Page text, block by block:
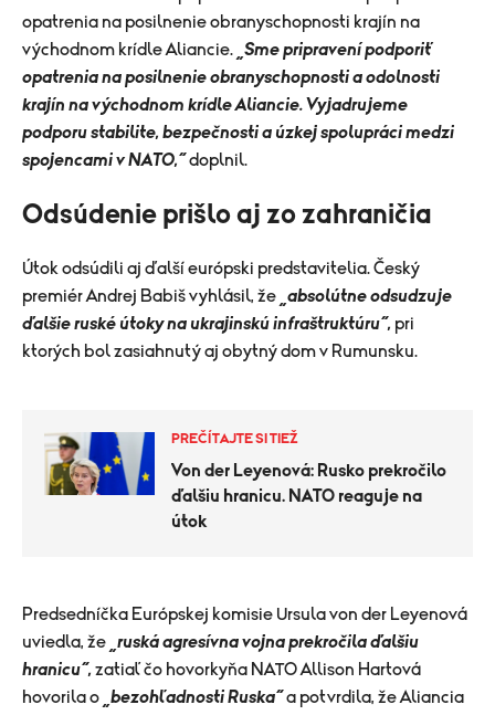
opatrenia na posilnenie obranyschopnosti krajín na
východnom krídle Aliancie.
„Sme pripravení podporiť
opatrenia na posilnenie obranyschopnosti a odolnosti
krajín na východnom krídle Aliancie. Vyjadrujeme
podporu stabilite, bezpečnosti a úzkej spolupráci medzi
spojencami v NATO,“doplnil.
Odsúdenie prišlo aj zo zahraničia
Útok odsúdili aj ďalší európski predstavitelia. Český
premiér Andrej Babiš vyhlásil, že
„absolútne odsudzuje
ďalšie ruské útoky na ukrajinskú infraštruktúru“, pri
ktorých bol zasiahnutý aj obytný dom v Rumunsku.
PREČÍTAJTE SI TIEŽ
Von der Leyenová: Rusko prekročilo
ďalšiu hranicu. NATO reaguje na
útok
​Predsedníčka Európskej komisie Ursula von der Leyenová
uviedla, že
„ruská agresívna vojna prekročila ďalšiu
hranicu“, zatiaľ čo hovorkyňa NATO Allison Hartová
hovorila o
„bezohľadnosti Ruska“a potvrdila, že Aliancia